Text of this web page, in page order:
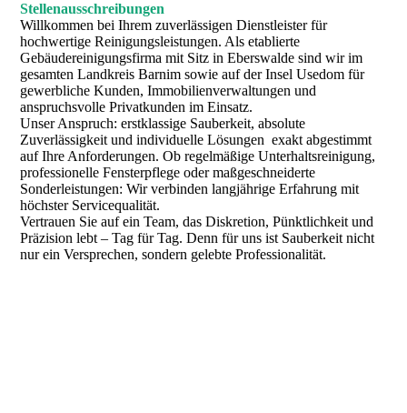
Stellenausschreibungen
Willkommen bei Ihrem zuverlässigen Dienstleister für
hochwertige Reinigungsleistungen. Als etablierte
Gebäudereinigungsfirma mit Sitz in Eberswalde sind wir im
gesamten Landkreis Barnim sowie auf der Insel Usedom für
gewerbliche Kunden, Immobilienverwaltungen und
anspruchsvolle Privatkunden im Einsatz.
Unser Anspruch: erstklassige Sauberkeit, absolute
Zuverlässigkeit und individuelle Lösungen exakt abgestimmt
auf Ihre Anforderungen. Ob regelmäßige Unterhaltsreinigung,
professionelle Fensterpflege oder maßgeschneiderte
Sonderleistungen: Wir verbinden langjährige Erfahrung mit
höchster Servicequalität.
Vertrauen Sie auf ein Team, das Diskretion, Pünktlichkeit und
Präzision lebt – Tag für Tag. Denn für uns ist Sauberkeit nicht
nur ein Versprechen, sondern gelebte Professionalität.